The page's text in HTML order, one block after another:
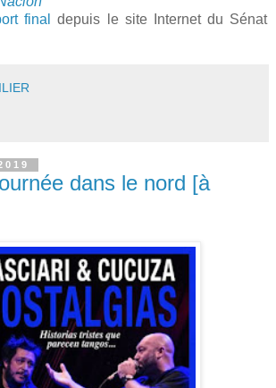
final
depuis le site Internet du Sénat
dans le nord [à